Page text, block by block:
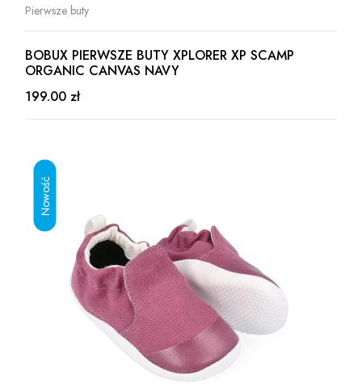
Pierwsze buty
BOBUX PIERWSZE BUTY XPLORER XP SCAMP
ORGANIC CANVAS NAVY
199.00 zł